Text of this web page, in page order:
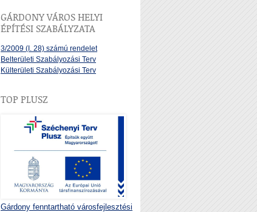
GÁRDONY VÁROS HELYI
ÉPÍTÉSI SZABÁLYZATA
3/2009 (I. 28) számú rendelet
Belterületi Szabályozási Terv
Külterületi Szabályozási Terv
TOP PLUSZ
Gárdony fenntartható városfejlesztési